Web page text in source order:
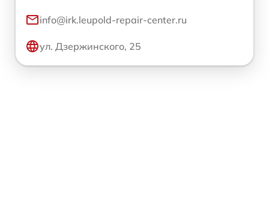
info@irk.leupold-repair-center.ru
ул. Дзержинского, 25